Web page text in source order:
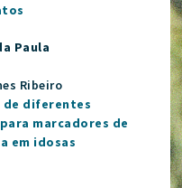
Paula
Ribeiro
de diferentes
marcadores de
em idosas